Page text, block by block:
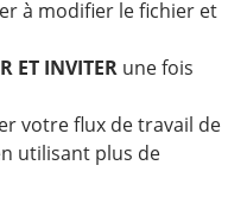
à modifier le fichier et
ET INVITER une fois
votre flux de travail de
utilisant plus de